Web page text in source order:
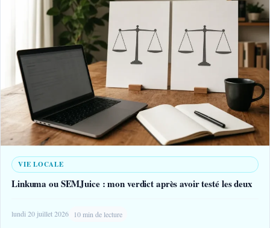
VIE LOCALE
Linkuma ou SEMJuice : mon verdict après avoir testé les deux
lundi 20 juillet 2026 10 min de lecture